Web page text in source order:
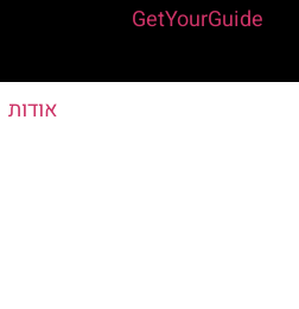
GetYourGuide
אודות